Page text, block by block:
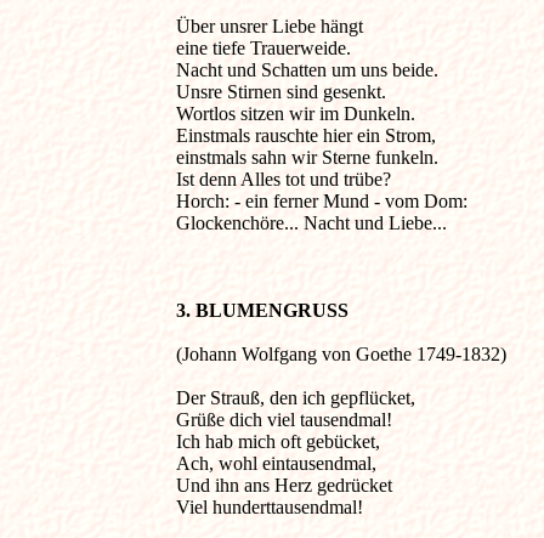
Über unsrer Liebe hängt
eine tiefe Trauerweide.
Nacht und Schatten um uns beide.
Unsre Stirnen sind gesenkt.
Wortlos sitzen wir im Dunkeln.
Einstmals rauschte hier ein Strom,
einstmals sahn wir Sterne funkeln.
Ist denn Alles tot und trübe?
Horch: - ein ferner Mund - vom Dom:
Glockenchöre... Nacht und Liebe...
3. BLUMENGRUSS
(Johann Wolfgang von Goethe 1749-1832)
Der Strauß, den ich gepflücket,
Grüße dich viel tausendmal!
Ich hab mich oft gebücket,
Ach, wohl eintausendmal,
Und ihn ans Herz gedrücket
Viel hunderttausendmal!